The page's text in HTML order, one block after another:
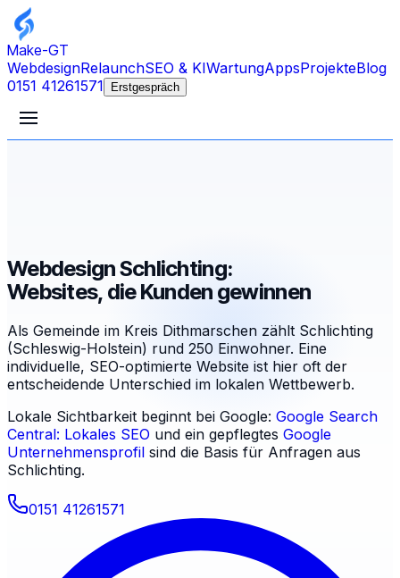
Make-GT
WebdesignRelaunchSEO & KIWartungAppsProjekteBlog
0151 41261571
Erstgespräch
Webdesign Schlichting:
Websites, die Kunden gewinnen
Als Gemeinde im Kreis Dithmarschen zählt Schlichting
(Schleswig-Holstein) rund 250 Einwohner. Eine
individuelle, SEO-optimierte Website ist hier oft der
entscheidende Unterschied im lokalen Wettbewerb.
Lokale Sichtbarkeit beginnt bei Google: Google Search
Central: Lokales SEO und ein gepflegtes Google
Unternehmensprofil sind die Basis für Anfragen aus
Schlichting.
0151 41261571